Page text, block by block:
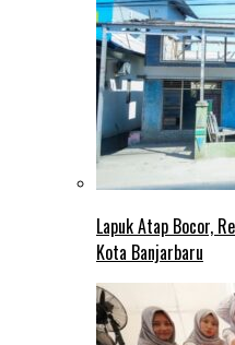
Lapuk Atap Bocor,
Kota Banjarbaru